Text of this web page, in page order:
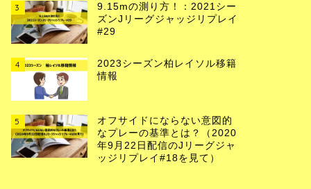
3
9.15mの測り方！：2021シー
ズンJリーグジャッジリプレイ
#29
4
2023シーズン柏レイソル移籍
情報
5
オフサイドにならない意図的
なプレーの基準とは？（2020
年9月22日配信のJリーグジャ
ッジリプレイ#18を見て）